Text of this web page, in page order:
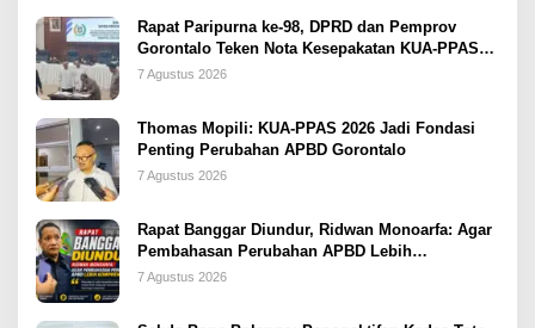
Rapat Paripurna ke-98, DPRD dan Pemprov
Gorontalo Teken Nota Kesepakatan KUA-PPAS
2026
7 Agustus 2026
Thomas Mopili: KUA-PPAS 2026 Jadi Fondasi
Penting Perubahan APBD Gorontalo
7 Agustus 2026
Rapat Banggar Diundur, Ridwan Monoarfa: Agar
Pembahasan Perubahan APBD Lebih
Komprehensif
7 Agustus 2026